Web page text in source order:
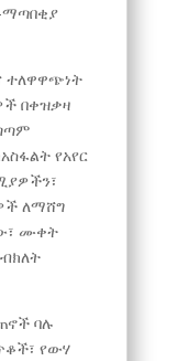
ማጣበቂያ
ተለዋዋጭነት
በቀዝቃዛ
የአየር
ለማሸግ
ሙቀት
ባሉ
የውሃ